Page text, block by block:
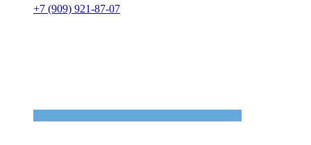
+7 (909) 921-87-07